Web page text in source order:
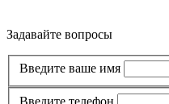
Задавайте вопросы
Введите ваше имя
Введите телефон